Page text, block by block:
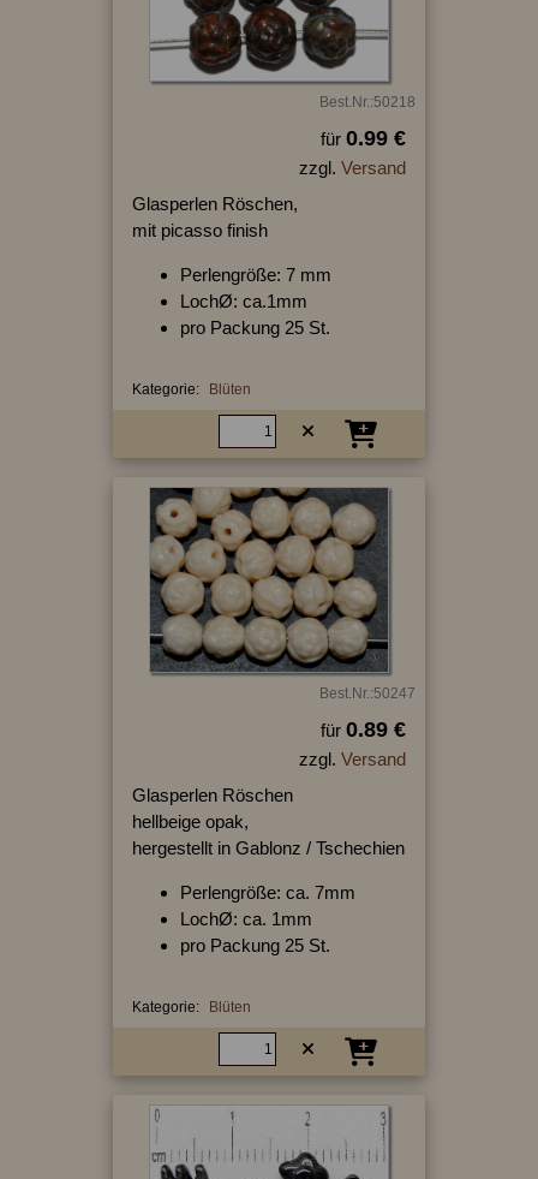
Best.Nr.:50218
für 0.99 €
zzgl. Versand
Glasperlen Röschen,
mit picasso finish
Perlengröße: 7 mm
LochØ: ca.1mm
pro Packung 25 St.
Kategorie: Blüten
Best.Nr.:50247
für 0.89 €
zzgl. Versand
Glasperlen Röschen
hellbeige opak,
hergestellt in Gablonz / Tschechien
Perlengröße: ca. 7mm
LochØ: ca. 1mm
pro Packung 25 St.
Kategorie: Blüten